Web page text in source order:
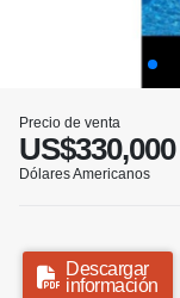
Precio de venta
US$330,000
Dólares Americanos
Descargar
información